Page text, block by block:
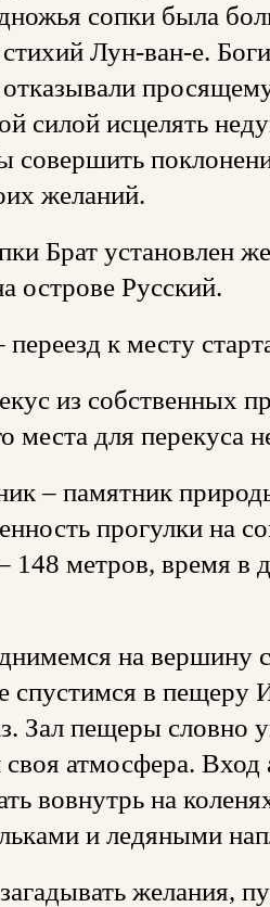
сопки была
Лун-ван-е.
силой исцелять
совершить
желаний.
Брат установлен
острове Русский.
к месту
из собственных
места для перекуса
– памятник
прогулки на
148 метров, время в
на вершину
спустимся в пещеру
Зал пещеры словно
атмосфера.
вовнутрь на
и ледяными
желания,